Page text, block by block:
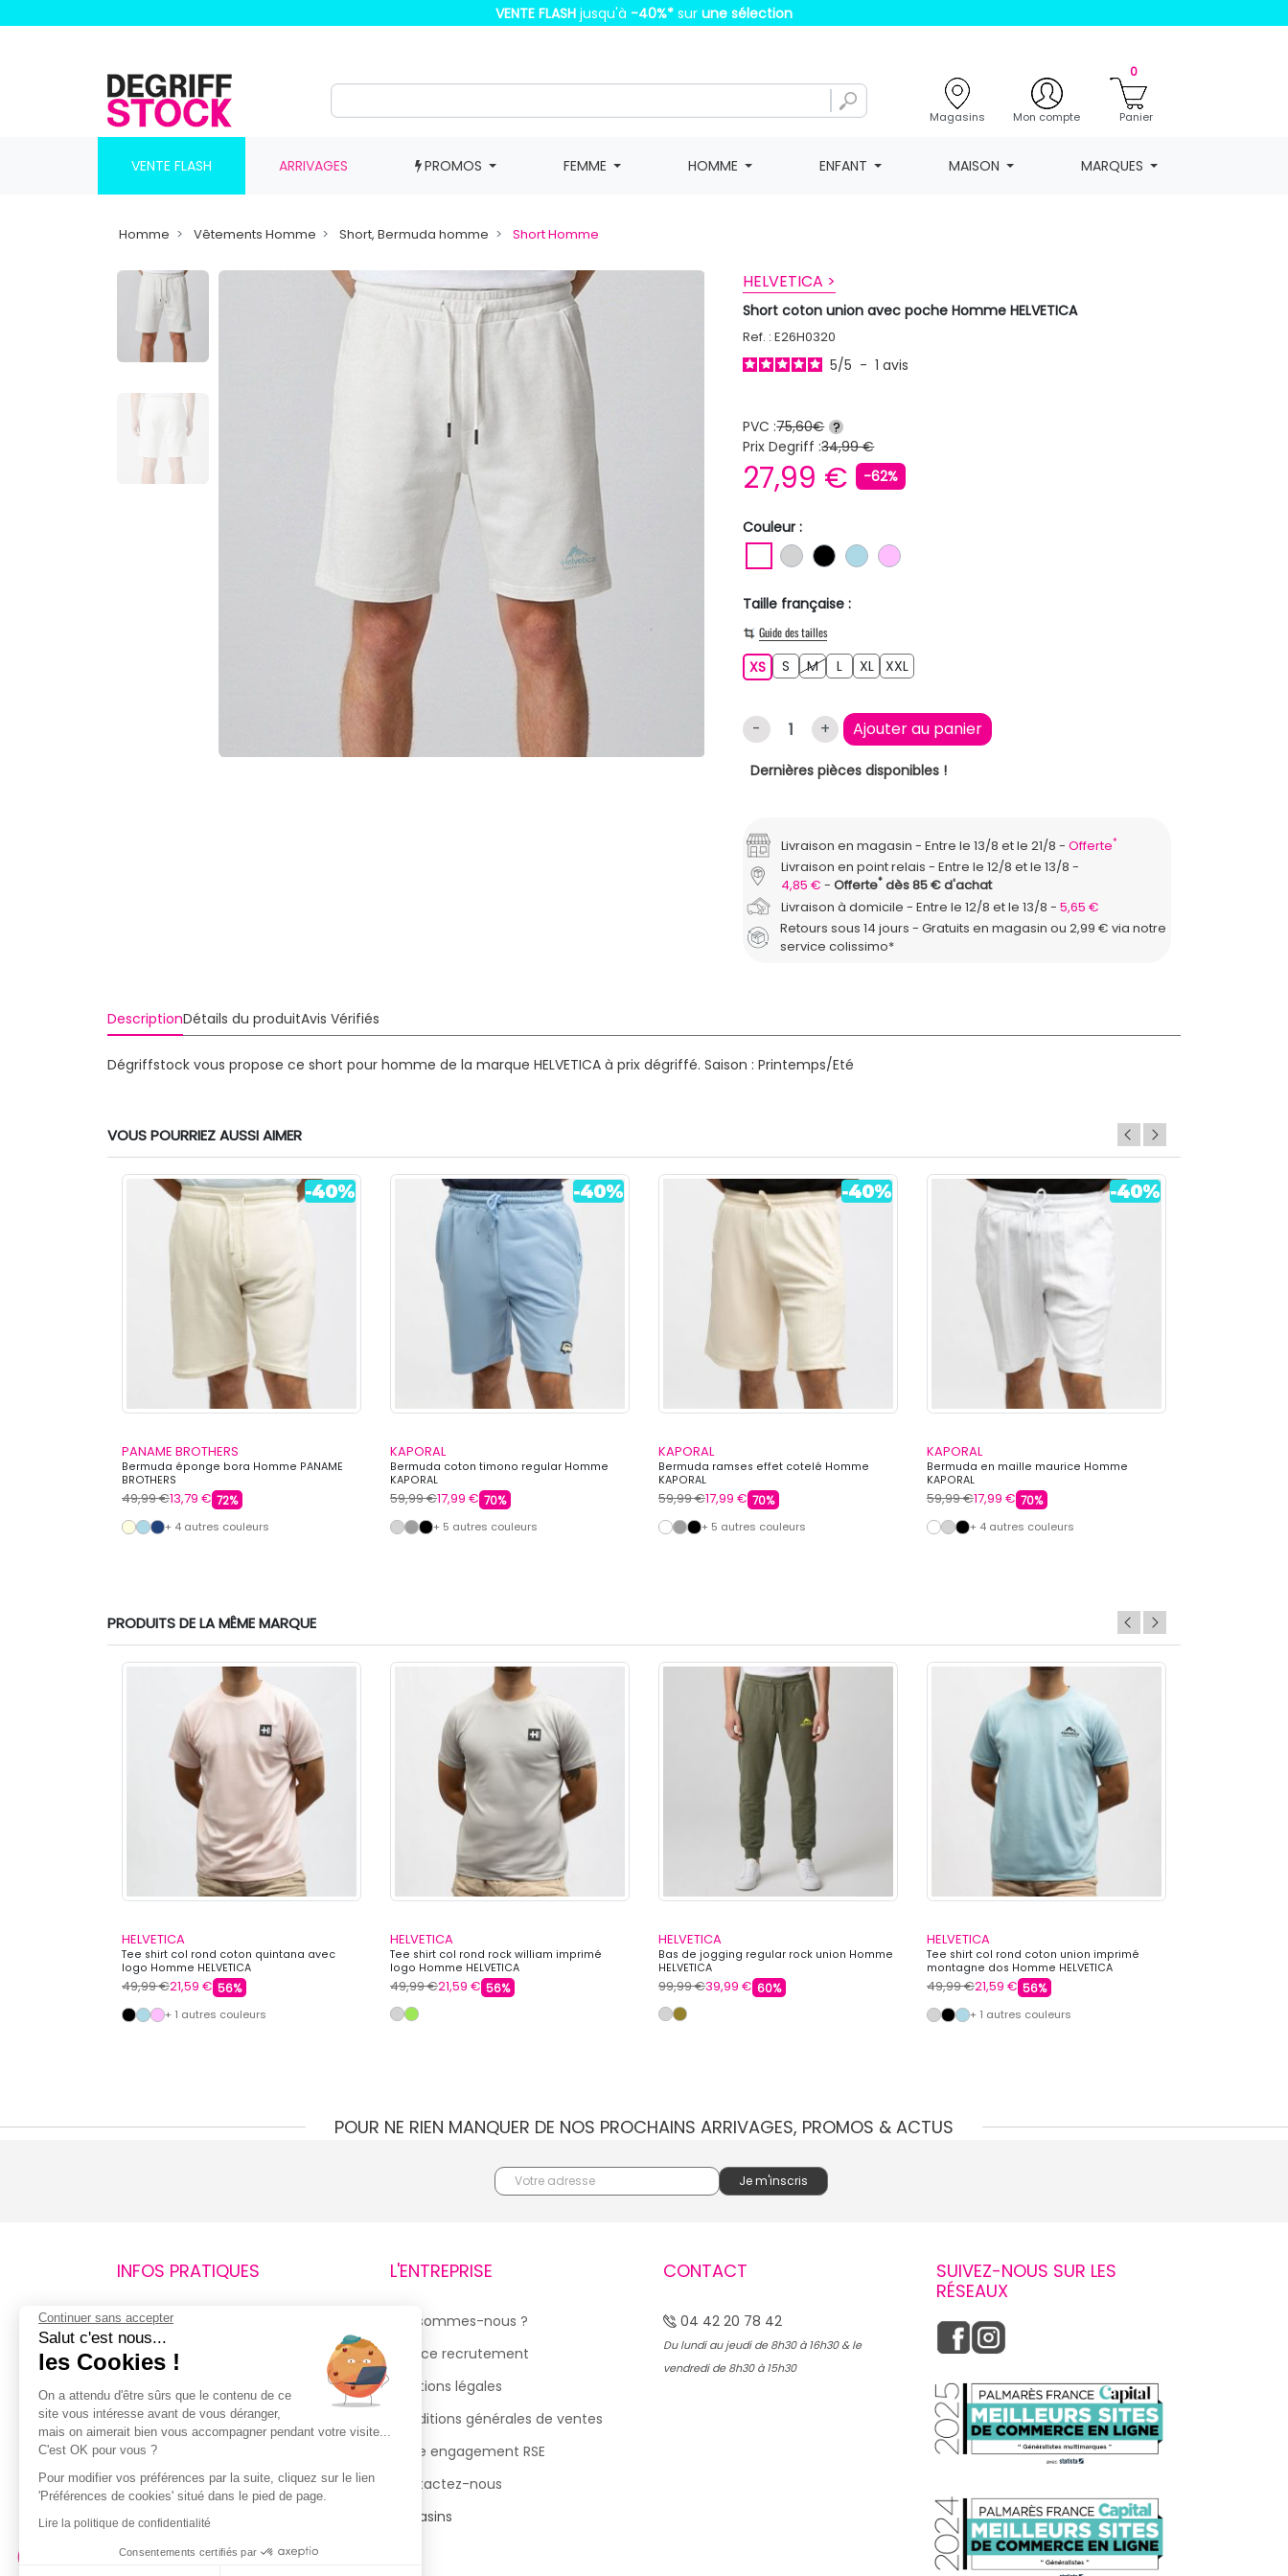
VENTE FLASH jusqu'à -40%* sur une sélection
Magasins Mon compte
0
Panier
VENTE FLASH ARRIVAGES PROMOS FEMME HOMME ENFANT MAISON MARQUES
Homme Vêtements Homme Short, Bermuda homme Short Homme
HELVETICA >
Short coton union avec poche Homme HELVETICA
Ref. : E26H0320
5/5 - 1avis
PVC :75,60€ ?
Prix Degriff :34,99 €
27,99 € -62%
Couleur :
BLANCGRIS CLAIR
NOIRBLEU CLAIR
ROSE CLAIR
Taille française :
Guide des tailles
XSXS S MM LL XLXLXXLXXL
- + Ajouter au panier
Dernières pièces disponibles !
Livraison en magasin Entre le 13/8 et le 21/8 Offerte*
Livraison en point relais
Entre le 12/8 et le 13/8
4,85 €
Offerte*dès 85 € d'achat
Livraison à domicile
Entre le 12/8 et le 13/8
5,65 €
Retours sous 14 jours - Gratuits en magasin ou 2,99 € via notre
service colissimo*
DescriptionDétails du produitAvis Vérifiés
Dégriffstock vous propose ce short pour homme de la marque HELVETICA à prix dégriffé. Saison : Printemps/Eté
VOUS POURRIEZ AUSSI AIMER
PANAME BROTHERS
Bermuda éponge bora Homme PANAME
BROTHERS
49,99 €13,79 € 72%
+ 4 autres couleurs
KAPORAL
Bermuda coton timono regular Homme
KAPORAL
59,99 €17,99 € 70%
+ 5 autres couleurs
KAPORAL
Bermuda ramses effet cotelé Homme
KAPORAL
59,99 €17,99 € 70%
+ 5 autres couleurs
KAPORAL
Bermuda en maille maurice Homme
KAPORAL
59,99 €17,99 € 70%
+ 4 autres couleurs
PRODUITS DE LA MÊME MARQUE
HELVETICA
Tee shirt col rond coton quintana avec
logo Homme HELVETICA
49,99 €21,59 € 56%
+ 1 autres couleurs
HELVETICA
Tee shirt col rond rock william imprimé
logo Homme HELVETICA
49,99 €21,59 € 56%
HELVETICA
Bas de jogging regular rock union Homme
HELVETICA
99,99 €39,99 € 60%
HELVETICA
Tee shirt col rond coton union imprimé
montagne dos Homme HELVETICA
49,99 €21,59 € 56%
+ 1 autres couleurs
POUR NE RIEN MANQUER DE NOS PROCHAINS ARRIVAGES, PROMOS & ACTUS
INFOS PRATIQUES
Retours et remboursements
Suivi de commande
Livraisons
Guide des tailles
Politique de confidentialité
Conditions générales d’utilisation
de la Carte de Fidélité
L'ENTREPRISE
Qui sommes-nous ?
Espace recrutement
Mentions légales
Conditions générales de ventes
Notre engagement RSE
Contactez-nous
Magasins
CONTACT
04 42 20 78 42
Du lundi au jeudi de 8h30 à 16h30 & le
vendredi de 8h30 à 15h30
SUIVEZ-NOUS SUR LES
RÉSEAUX
Continuer sans accepter
Salut c'est nous...
les Cookies !
On a attendu d'être sûrs que le contenu de ce
site vous intéresse avant de vous déranger,
mais on aimerait bien vous accompagner pendant votre visite...
C'est OK pour vous ?
Pour modifier vos préférences par la suite, cliquez sur le lien
'Préférences de cookies' situé dans le pied de page.
Lire la politique de confidentialité
Consentements certifiés par